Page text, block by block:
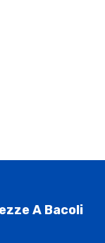
A Bacoli